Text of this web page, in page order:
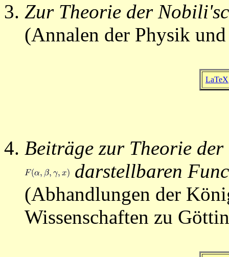
Zur Theorie der
(Annalen der Physik
LaTeX
Beiträge zur Theorie der
darstellbaren
(Abhandlungen der
Wissenschaften zu